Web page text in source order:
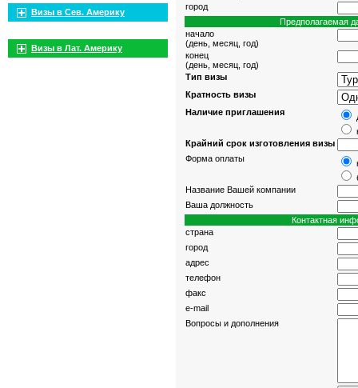
Визы в Сев. Америку
Визы в Лат. Америку
город
Предполагаемая
начало
(день, месяц, год)
конец
(день, месяц, год)
Тип визы
Кратность визы
Наличие приглашения
Крайний срок изготовления визы
Форма оплаты
Название Вашей компании
Ваша должность
Контактная
страна
город
адрес
телефон
факс
e-mail
Вопросы и дополнения